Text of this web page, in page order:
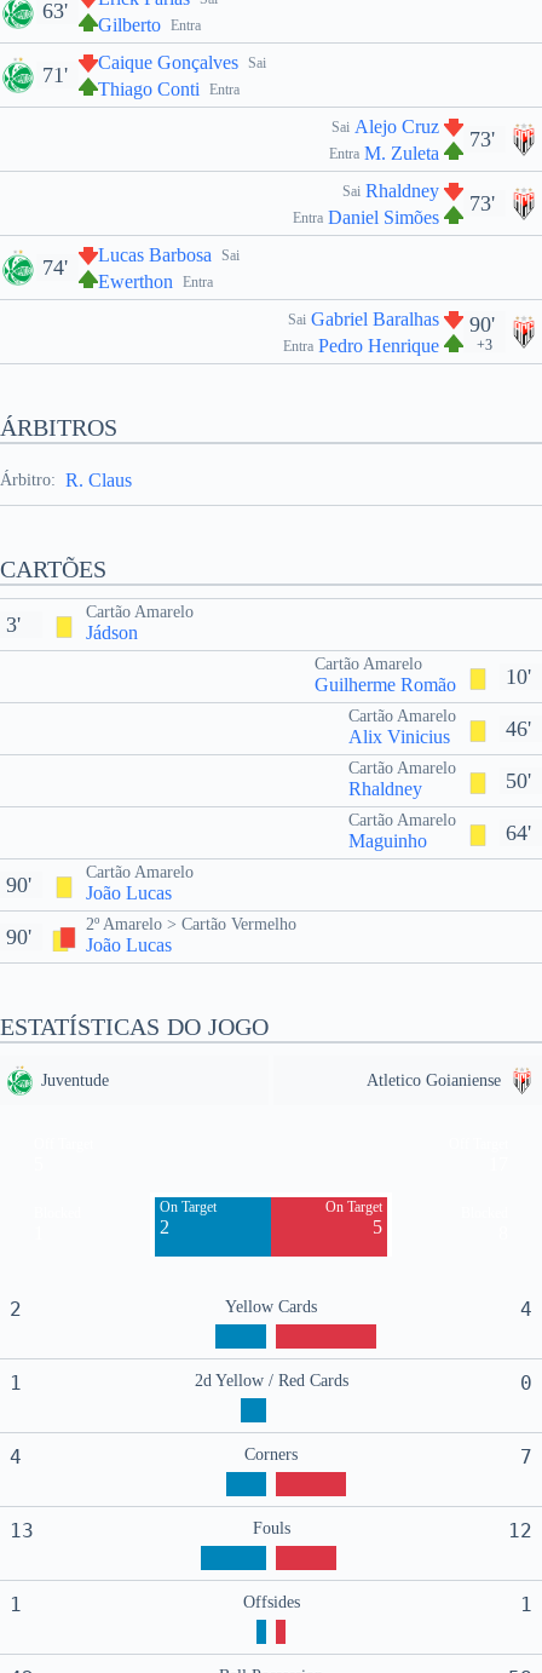
Entra
Gilberto
63'
Sai
Caique Gonçalves
Entra
Thiago Conti
71'
73'
Sai Alejo Cruz
Entra M. Zuleta
73'
Sai Rhaldney
Entra Daniel Simões
Sai
Lucas Barbosa
Entra
Ewerthon
74'
90'
+3
Sai Gabriel Baralhas
Entra Pedro Henrique
ÁRBITROS
Árbitro: R. Claus
CARTÕES
Cartão Amarelo
Jádson
3'
10'
Cartão Amarelo
Guilherme Romão
46'
Cartão Amarelo
Alix Vinicius
50'
Cartão Amarelo
Rhaldney
64'
Cartão Amarelo
Maguinho
Cartão Amarelo
João Lucas
90'
2º Amarelo > Cartão Vermelho
João Lucas
90'
ESTATÍSTICAS DO JOGO
Juventude Atletico Goianiense
On Target
2
On Target
5
2 Yellow Cards 4
1 2d Yellow / Red Cards 0
4 Corners 7
13 Fouls 12
1 Offsides 1